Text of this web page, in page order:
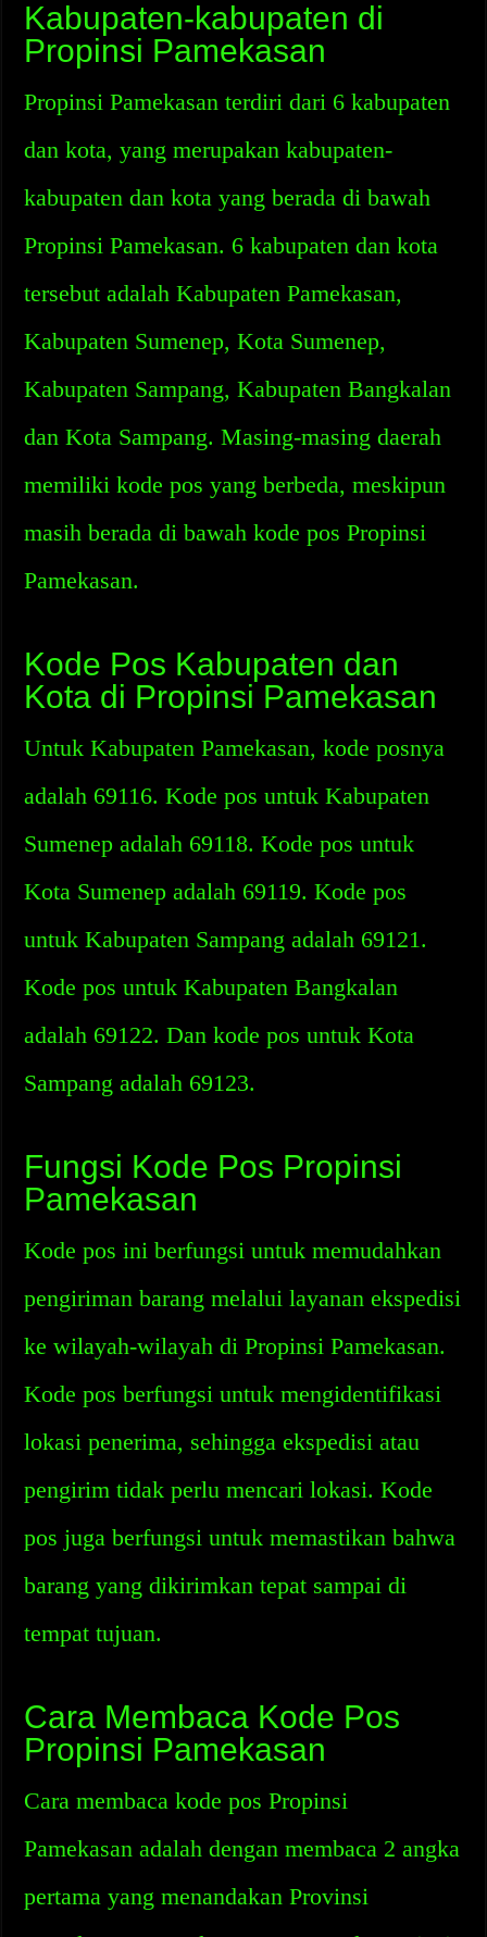
Kabupaten-kabupaten di
Propinsi Pamekasan
Propinsi Pamekasan terdiri dari 6 kabupaten
dan kota, yang merupakan kabupaten-
kabupaten dan kota yang berada di bawah
Propinsi Pamekasan. 6 kabupaten dan kota
tersebut adalah Kabupaten Pamekasan,
Kabupaten Sumenep, Kota Sumenep,
Kabupaten Sampang, Kabupaten Bangkalan
dan Kota Sampang. Masing-masing daerah
memiliki kode pos yang berbeda, meskipun
masih berada di bawah kode pos Propinsi
Pamekasan.
Kode Pos Kabupaten dan
Kota di Propinsi Pamekasan
Untuk Kabupaten Pamekasan, kode posnya
adalah 69116. Kode pos untuk Kabupaten
Sumenep adalah 69118. Kode pos untuk
Kota Sumenep adalah 69119. Kode pos
untuk Kabupaten Sampang adalah 69121.
Kode pos untuk Kabupaten Bangkalan
adalah 69122. Dan kode pos untuk Kota
Sampang adalah 69123.
Fungsi Kode Pos Propinsi
Pamekasan
Kode pos ini berfungsi untuk memudahkan
pengiriman barang melalui layanan ekspedisi
ke wilayah-wilayah di Propinsi Pamekasan.
Kode pos berfungsi untuk mengidentifikasi
lokasi penerima, sehingga ekspedisi atau
pengirim tidak perlu mencari lokasi. Kode
pos juga berfungsi untuk memastikan bahwa
barang yang dikirimkan tepat sampai di
tempat tujuan.
Cara Membaca Kode Pos
Propinsi Pamekasan
Cara membaca kode pos Propinsi
Pamekasan adalah dengan membaca 2 angka
pertama yang menandakan Provinsi